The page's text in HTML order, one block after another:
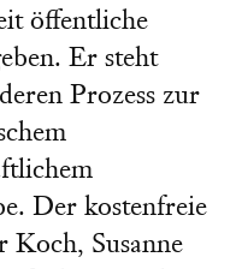
öffentliche
Er steht
Prozess zur
Der kostenfreie
Koch, Susanne